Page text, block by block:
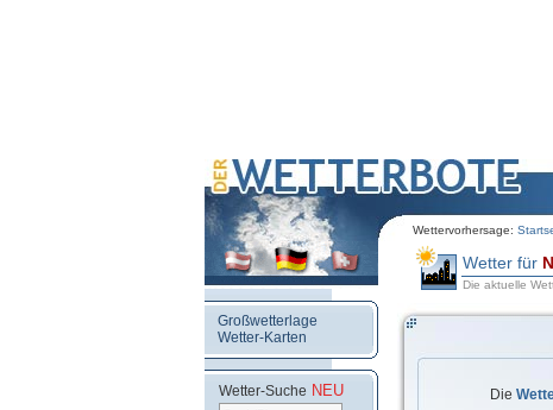
Wettervorhersage:
Großwetterlage
Wetter-Karten
Wetter-Suche NEU
Wetter für
Die aktuelle
Die